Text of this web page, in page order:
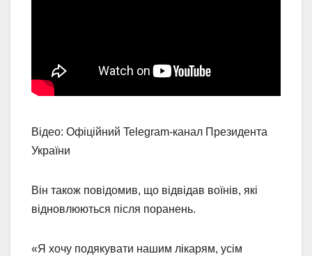
Відео: Офіційний Telegram-канал Президента
України
Він також повідомив, що відвідав воїнів, які
відновлюються після поранень.
«Я хочу подякувати нашим лікарям, усім